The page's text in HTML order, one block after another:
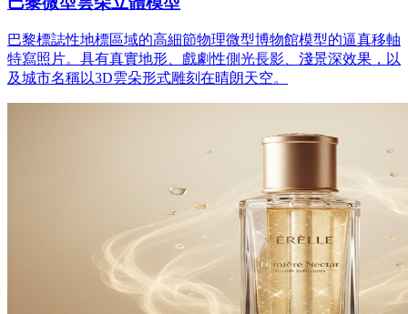
巴黎標誌性地標區域的高細節物理微型博物館模型的逼真移軸
特寫照片。具有真實地形、戲劇性側光長影、淺景深效果，以
及城市名稱以3D雲朵形式雕刻在晴朗天空。